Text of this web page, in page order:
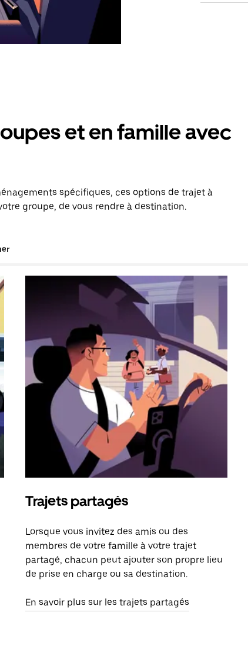
et en famille avec
spécifiques, ces options de trajet à
groupe, de vous rendre à destination.
Trajets partagés
Lorsque vous invitez des amis ou des
membres de votre famille à votre trajet
partagé, chacun peut ajouter son propre lieu
de prise en charge ou sa destination.
En savoir plus sur les trajets partagés